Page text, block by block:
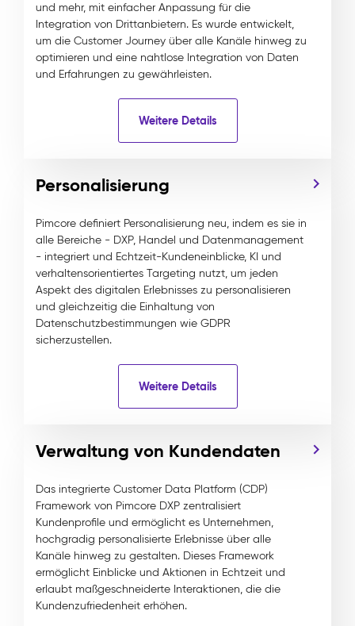
und mehr, mit einfacher Anpassung für die
Integration von Drittanbietern. Es wurde entwickelt,
um die Customer Journey über alle Kanäle hinweg zu
optimieren und eine nahtlose Integration von Daten
und Erfahrungen zu gewährleisten.
Weitere Details
Personalisierung
Pimcore definiert Personalisierung neu, indem es sie in
alle Bereiche - DXP, Handel und Datenmanagement
- integriert und Echtzeit-Kundeneinblicke, KI und
verhaltensorientiertes Targeting nutzt, um jeden
Aspekt des digitalen Erlebnisses zu personalisieren
und gleichzeitig die Einhaltung von
Datenschutzbestimmungen wie GDPR
sicherzustellen.
Weitere Details
Verwaltung von Kundendaten
Das integrierte Customer Data Platform (CDP)
Framework von Pimcore DXP zentralisiert
Kundenprofile und ermöglicht es Unternehmen,
hochgradig personalisierte Erlebnisse über alle
Kanäle hinweg zu gestalten. Dieses Framework
ermöglicht Einblicke und Aktionen in Echtzeit und
erlaubt maßgeschneiderte Interaktionen, die die
Kundenzufriedenheit erhöhen.